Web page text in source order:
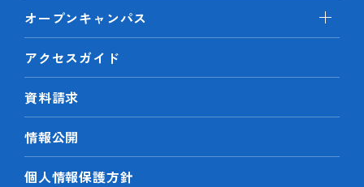
オープンキャンパス
アクセスガイド
資料請求
情報公開
個人情報保護方針